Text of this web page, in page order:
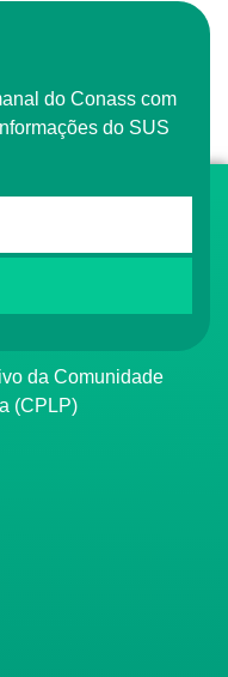
do SUS
(CPLP)